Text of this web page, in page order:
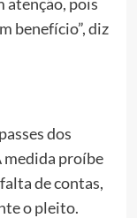
benefício”, diz
dos
medida proíbe
de contas,
o pleito.